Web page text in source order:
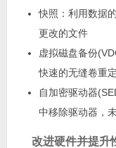
快照：利用数据
更改的文件
虚拟磁盘备份
快速的无缝卷重
自加密驱动器
中移除驱动器，
改进硬件并提升